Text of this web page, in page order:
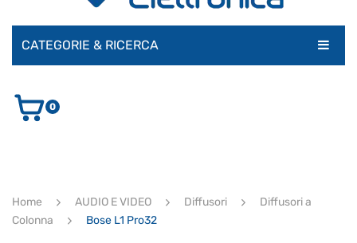
CATEGORIE & RICERCA
AUDIO E VIDEO
ULTIMI ARRIVI
0
Home AUDIO E VIDEO Diffusori
Diffusori a
Colonna
Bose L1 Pro32